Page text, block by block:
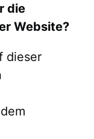
die
Website?
dieser